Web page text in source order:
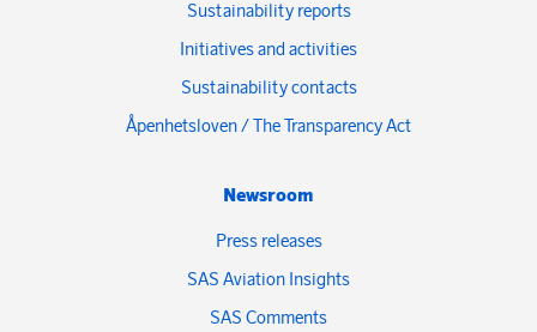
Sustainability reports
Initiatives and activities
Sustainability contacts
Åpenhetsloven / The Transparency Act
Newsroom
Press releases
SAS Aviation Insights
SAS Comments